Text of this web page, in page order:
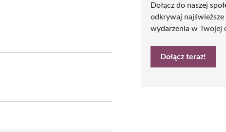
Dołącz do naszej
odkrywaj
wydarzenia w Twojej
Dołącz teraz!